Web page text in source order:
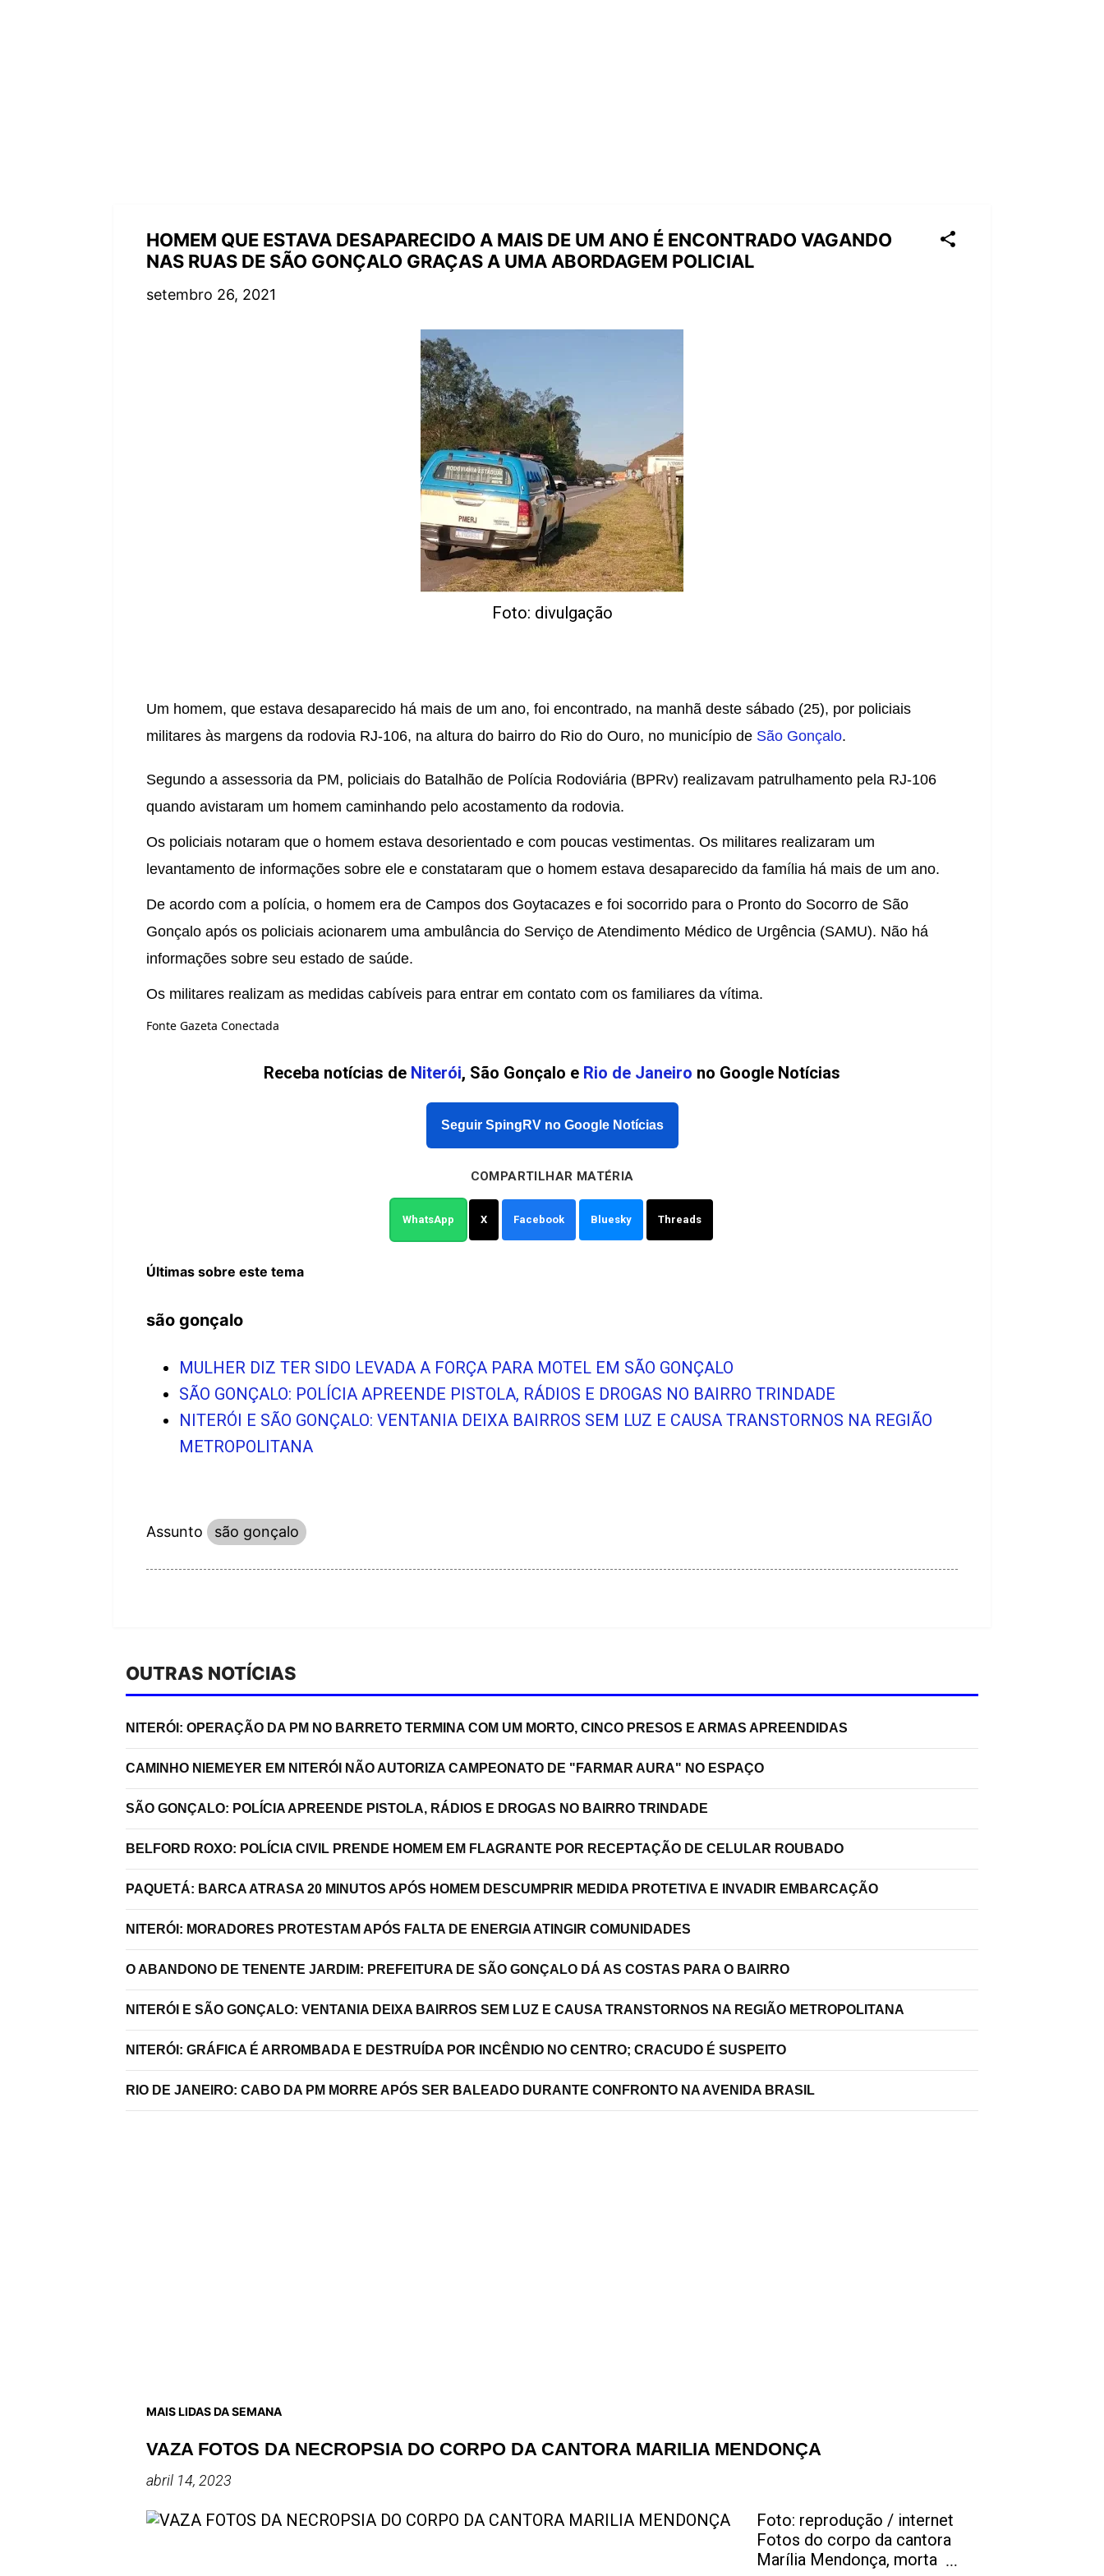
HOMEM QUE ESTAVA DESAPARECIDO A MAIS DE UM ANO É ENCONTRADO VAGANDO
NAS RUAS DE SÃO GONÇALO GRAÇAS A UMA ABORDAGEM POLICIAL
setembro 26, 2021
Foto: divulgação
Um homem, que estava desaparecido há mais de um ano, foi encontrado, na manhã deste sábado (25), por policiais
militares às margens da rodovia RJ-106, na altura do bairro do Rio do Ouro, no município de São Gonçalo.
Segundo a assessoria da PM, policiais do Batalhão de Polícia Rodoviária (BPRv) realizavam patrulhamento pela RJ-106
quando avistaram um homem caminhando pelo acostamento da rodovia.
Os policiais notaram que o homem estava desorientado e com poucas vestimentas. Os militares realizaram um
levantamento de informações sobre ele e constataram que o homem estava desaparecido da família há mais de um ano.
De acordo com a polícia, o homem era de Campos dos Goytacazes e foi socorrido para o Pronto do Socorro de São
Gonçalo após os policiais acionarem uma ambulância do Serviço de Atendimento Médico de Urgência (SAMU). Não há
informações sobre seu estado de saúde.
Os militares realizam as medidas cabíveis para entrar em contato com os familiares da vítima.
Fonte Gazeta Conectada
Receba notícias de Niterói, São Gonçalo e Rio de Janeiro no Google Notícias
Seguir SpingRV no Google Notícias
COMPARTILHAR MATÉRIA
WhatsApp X Facebook Bluesky Threads
Últimas sobre este tema
são gonçalo
MULHER DIZ TER SIDO LEVADA A FORÇA PARA MOTEL EM SÃO GONÇALO
SÃO GONÇALO: POLÍCIA APREENDE PISTOLA, RÁDIOS E DROGAS NO BAIRRO TRINDADE
NITERÓI E SÃO GONÇALO: VENTANIA DEIXA BAIRROS SEM LUZ E CAUSA TRANSTORNOS NA REGIÃO
METROPOLITANA
Assunto são gonçalo
OUTRAS NOTÍCIAS
NITERÓI: OPERAÇÃO DA PM NO BARRETO TERMINA COM UM MORTO, CINCO PRESOS E ARMAS APREENDIDAS
CAMINHO NIEMEYER EM NITERÓI NÃO AUTORIZA CAMPEONATO DE "FARMAR AURA" NO ESPAÇO
SÃO GONÇALO: POLÍCIA APREENDE PISTOLA, RÁDIOS E DROGAS NO BAIRRO TRINDADE
BELFORD ROXO: POLÍCIA CIVIL PRENDE HOMEM EM FLAGRANTE POR RECEPTAÇÃO DE CELULAR ROUBADO
PAQUETÁ: BARCA ATRASA 20 MINUTOS APÓS HOMEM DESCUMPRIR MEDIDA PROTETIVA E INVADIR EMBARCAÇÃO
NITERÓI: MORADORES PROTESTAM APÓS FALTA DE ENERGIA ATINGIR COMUNIDADES
O ABANDONO DE TENENTE JARDIM: PREFEITURA DE SÃO GONÇALO DÁ AS COSTAS PARA O BAIRRO
NITERÓI E SÃO GONÇALO: VENTANIA DEIXA BAIRROS SEM LUZ E CAUSA TRANSTORNOS NA REGIÃO METROPOLITANA
NITERÓI: GRÁFICA É ARROMBADA E DESTRUÍDA POR INCÊNDIO NO CENTRO; CRACUDO É SUSPEITO
RIO DE JANEIRO: CABO DA PM MORRE APÓS SER BALEADO DURANTE CONFRONTO NA AVENIDA BRASIL
MAIS LIDAS DA SEMANA
VAZA FOTOS DA NECROPSIA DO CORPO DA CANTORA MARILIA MENDONÇA
abril 14, 2023
Foto: reprodução / internet
Fotos do corpo da cantora
Marília Mendonça, morta